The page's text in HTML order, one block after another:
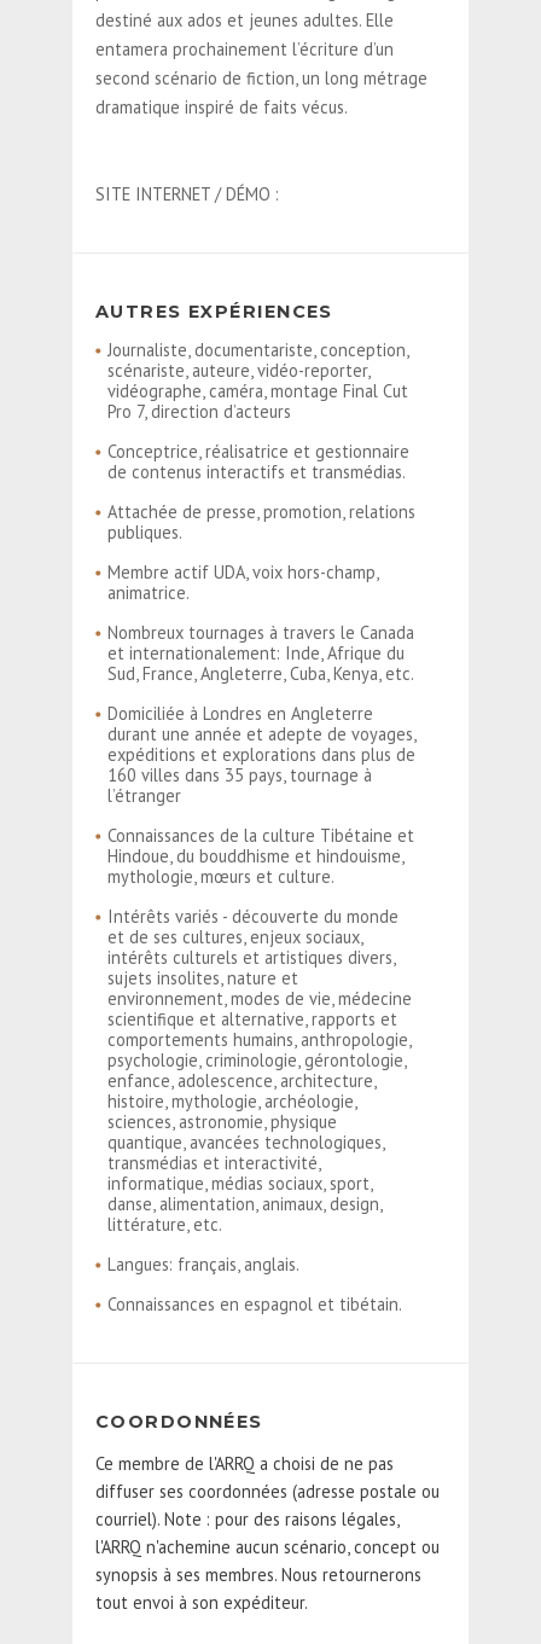
destiné aux ados et jeunes adultes. Elle
entamera prochainement l’écriture d’un
second scénario de fiction, un long métrage
dramatique inspiré de faits vécus.
SITE INTERNET / DÉMO :
AUTRES EXPÉRIENCES
Journaliste, documentariste, conception,
scénariste, auteure, vidéo-reporter,
vidéographe, caméra, montage Final Cut
Pro 7, direction d’acteurs
Conceptrice, réalisatrice et gestionnaire
de contenus interactifs et transmédias.
Attachée de presse, promotion, relations
publiques.
Membre actif UDA, voix hors-champ,
animatrice.
Nombreux tournages à travers le Canada
et internationalement: Inde, Afrique du
Sud, France, Angleterre, Cuba, Kenya, etc.
Domiciliée à Londres en Angleterre
durant une année et adepte de voyages,
expéditions et explorations dans plus de
160 villes dans 35 pays, tournage à
l’étranger
Connaissances de la culture Tibétaine et
Hindoue, du bouddhisme et hindouisme,
mythologie, mœurs et culture.
Intérêts variés - découverte du monde
et de ses cultures, enjeux sociaux,
intérêts culturels et artistiques divers,
sujets insolites, nature et
environnement, modes de vie, médecine
scientifique et alternative, rapports et
comportements humains, anthropologie,
psychologie, criminologie, gérontologie,
enfance, adolescence, architecture,
histoire, mythologie, archéologie,
sciences, astronomie, physique
quantique, avancées technologiques,
transmédias et interactivité,
informatique, médias sociaux, sport,
danse, alimentation, animaux, design,
littérature, etc.
Langues: français, anglais.
Connaissances en espagnol et tibétain.
COORDONNÉES
Ce membre de l'ARRQ a choisi de ne pas
diffuser ses coordonnées (adresse postale ou
courriel). Note : pour des raisons légales,
l'ARRQ n'achemine aucun scénario, concept ou
synopsis à ses membres. Nous retournerons
tout envoi à son expéditeur.